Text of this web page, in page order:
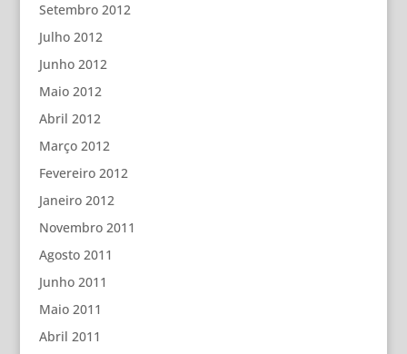
Setembro 2012
Julho 2012
Junho 2012
Maio 2012
Abril 2012
Março 2012
Fevereiro 2012
Janeiro 2012
Novembro 2011
Agosto 2011
Junho 2011
Maio 2011
Abril 2011